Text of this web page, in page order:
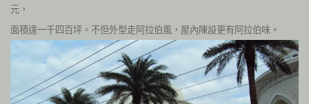
元，
面積達一千四百坪。 不但外型走阿拉伯風，屋內陳設更有阿拉伯味。